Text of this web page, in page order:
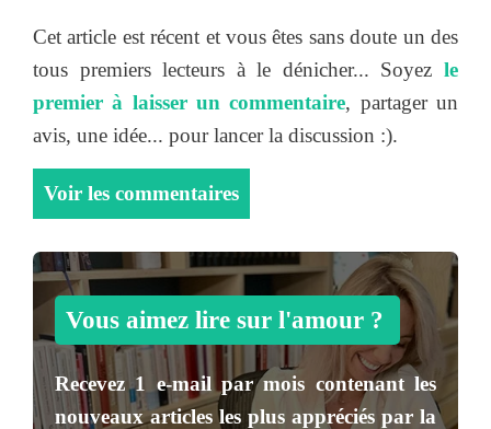
Cet article est récent et vous êtes sans doute un des
tous premiers lecteurs à le dénicher... Soyez le
premier à laisser un commentaire, partager un
avis, une idée... pour lancer la discussion :).
Voir les commentaires
Vous aimez lire sur l'amour ?
Recevez1 e-mail par mois contenant les
nouveaux articles les plus appréciés par la